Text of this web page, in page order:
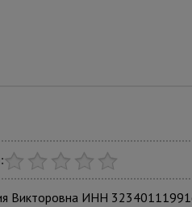
Викторовна ИНН